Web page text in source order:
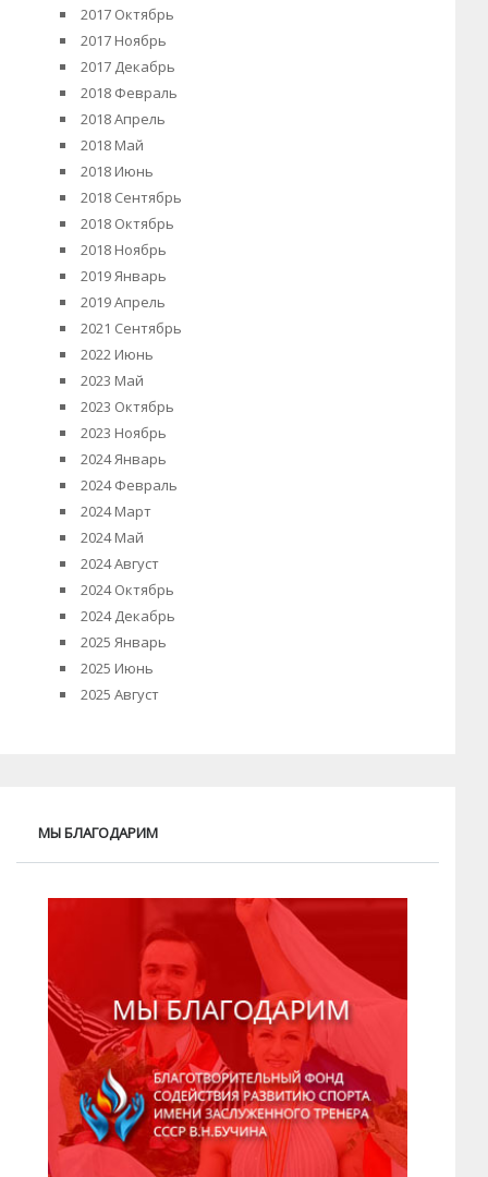
2017 Октябрь
2017 Ноябрь
2017 Декабрь
2018 Февраль
2018 Апрель
2018 Май
2018 Июнь
2018 Сентябрь
2018 Октябрь
2018 Ноябрь
2019 Январь
2019 Апрель
2021 Сентябрь
2022 Июнь
2023 Май
2023 Октябрь
2023 Ноябрь
2024 Январь
2024 Февраль
2024 Март
2024 Май
2024 Август
2024 Октябрь
2024 Декабрь
2025 Январь
2025 Июнь
2025 Август
МЫ БЛАГОДАРИМ